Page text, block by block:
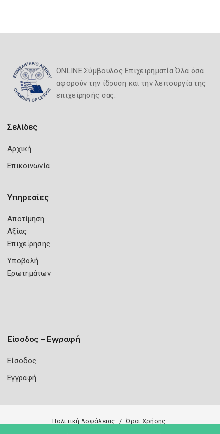
ONLINE Σύμβουλος Επιχειρηματία Όλα όσα
αφορούν την ίδρυση και την λειτουργία της
επιχείρησής σας.
Σελίδες
Αρχική
Επικοινωνία
Υπηρεσίες
Αποτίμηση
Αξίας
Επιχείρησης
Υποβολή
Ερωτημάτων
Είσοδος – Εγγραφή
Είσοδος
Εγγραφή
Πολιτική Ασφάλειας Όροι Χρήσης